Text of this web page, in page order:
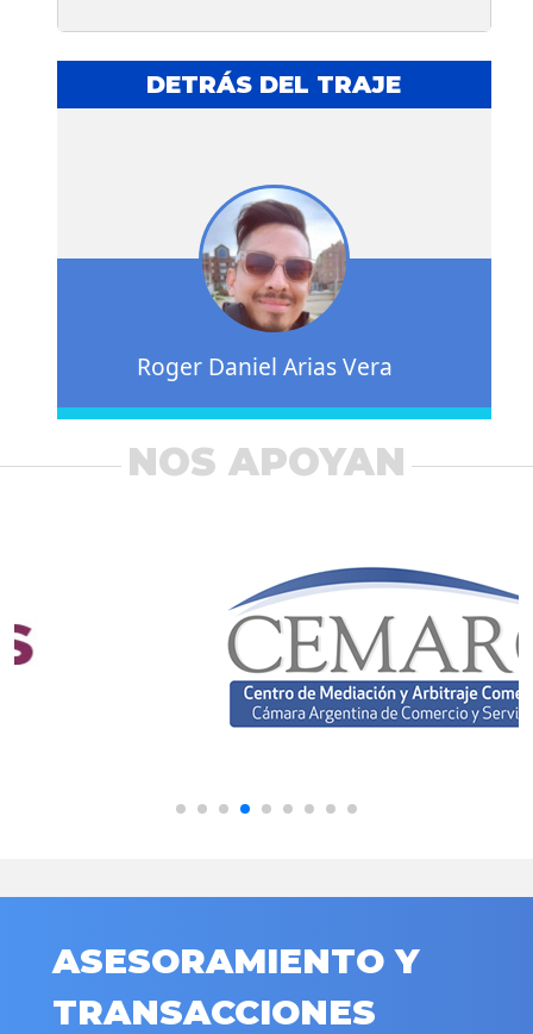
DETRÁS DEL TRAJE
Roger Daniel Arias Vera
NOS APOYAN
ASESORAMIENTO Y
TRANSACCIONES